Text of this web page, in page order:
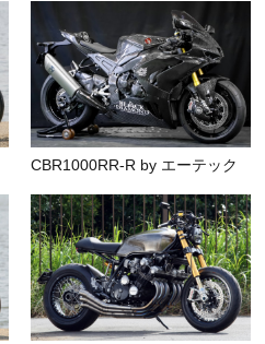
CBR1000RR-R by エーテック